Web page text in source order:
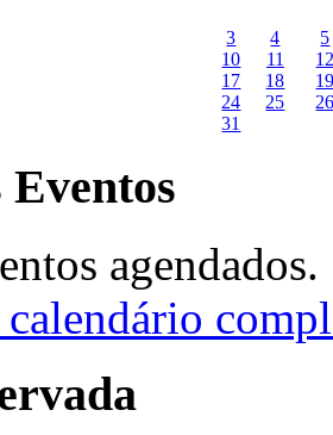
3 4
5
10
11
17
18
24
25
31
agendados.